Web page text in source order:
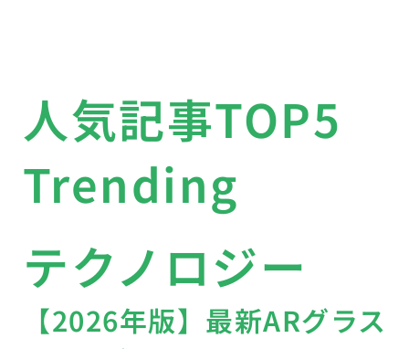
人気記事TOP5
Trending
テクノロジー
【2026年版】最新ARグラス